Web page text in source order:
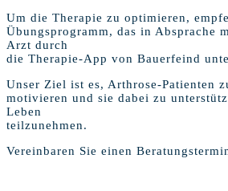
Um die Therapie zu optimieren,
Übungsprogramm, das in Absprache
Arzt durch
die Therapie-App von Bauerfeind
Unser Ziel ist es, Arthrose-Patienten
motivieren und sie dabei zu
Leben
teilzunehmen.
Vereinbaren Sie einen